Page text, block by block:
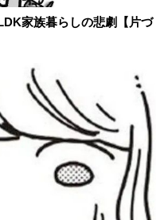
家族暮らしの悲劇【片づ